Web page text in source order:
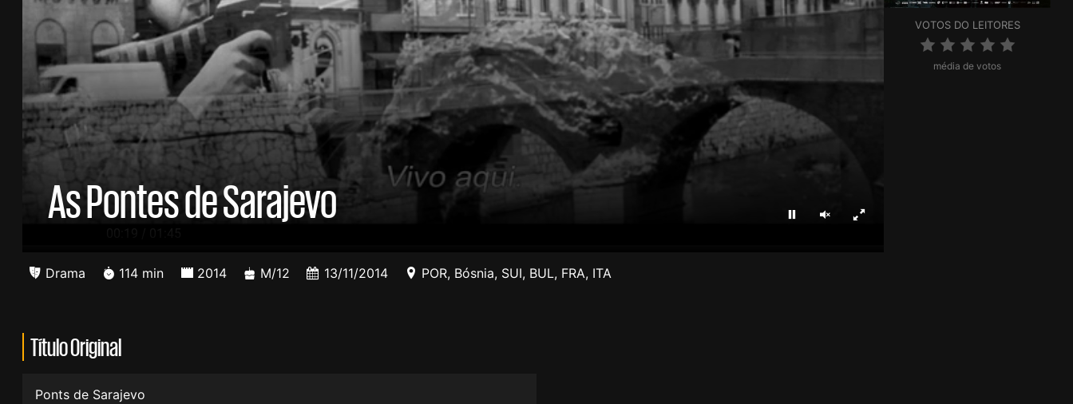
PararLigar somEcrã inteiro
As Pontes de Sarajevo
VOTOS DO LEITORES
média de votos
Drama 114 min 2014 M/12 13/11/2014 POR, Bósnia, SUI, BUL, FRA, ITA
Título Original
Ponts de Sarajevo